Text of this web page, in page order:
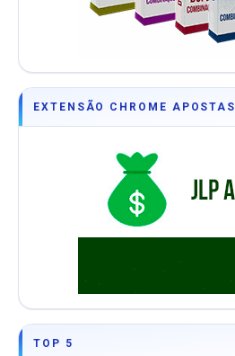
EXTENSÃO CHROME APOSTAS
TOP 5